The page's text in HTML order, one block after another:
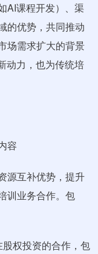
AI课程开发）、渠
的优势，共同推动
场需求扩大的背景
动力，也为传统培
容
互补优势，提升
训业务合作。包
权投资的合作，包